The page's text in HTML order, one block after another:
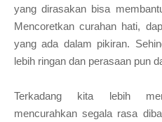
yang dirasakan bisa
Mencoretkan curahan hati,
yang ada dalam pikiran.
lebih ringan dan perasaan pun
Terkadang kita lebih
mencurahkan segala rasa